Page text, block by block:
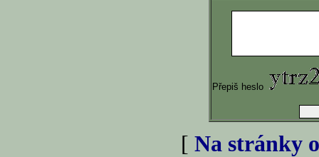
Přepiš heslo
[ Na stránky